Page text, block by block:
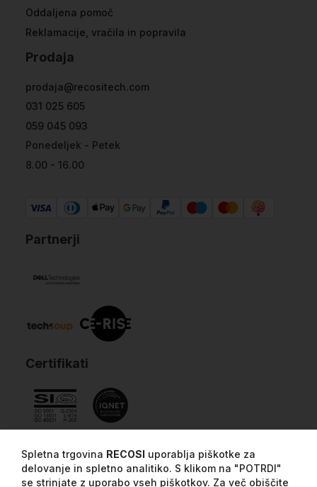
Oddaljena pomoč
Reklamacije, vračila in popravila
Prodaja
prodaja@recositech.com
031 025 605
059 045 093
Ponedeljek - Petek
8.00 - 16.00
Partnerji
Certifikati
Spletna trgovina RECOSI uporablja piškotke za
delovanje in spletno analitiko. S klikom na "POTRDI"
se strinjate z uporabo vseh piškotkov. Za več obiščite